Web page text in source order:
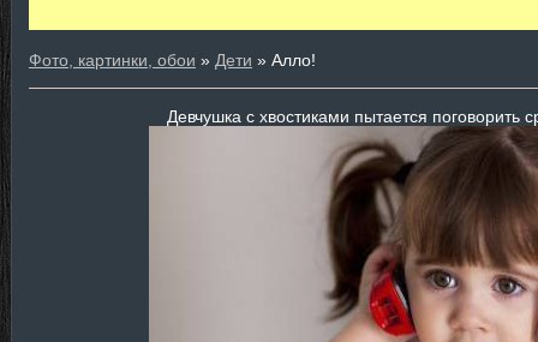
Фото, картинки, обои » Дети » Алло!
Девчушка с хвостиками пытается поговорить